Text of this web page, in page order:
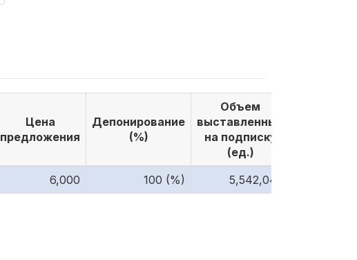
Цена
предложения
Депонирование
(%)
Объем
выставленных
на подписку
(ед.)
6,000 100 (%) 5,542,046